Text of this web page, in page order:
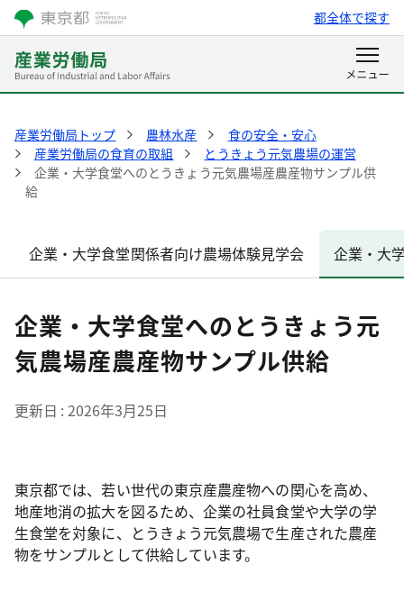
都全体で探す
産業労働局トップ 農林水産
食の安全・安心
産業労働局の食育の取組
とうきょう元気農場の運営
企業・大学食堂へのとうきょう元気農場産農産物サンプル供
給
企業・大学食堂関係者向け農場体験見学会 企業・大
企業・大学食堂へのとうきょう元
気農場産農産物サンプル供給
更新日 2026年3月25日
東京都では、若い世代の東京産農産物への関心を高め、
地産地消の拡大を図るため、企業の社員食堂や大学の学
生食堂を対象に、とうきょう元気農場で生産された農産
物をサンプルとして供給しています。